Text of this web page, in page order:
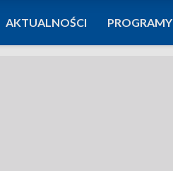
AKTUALNOŚCI PROGRAMY